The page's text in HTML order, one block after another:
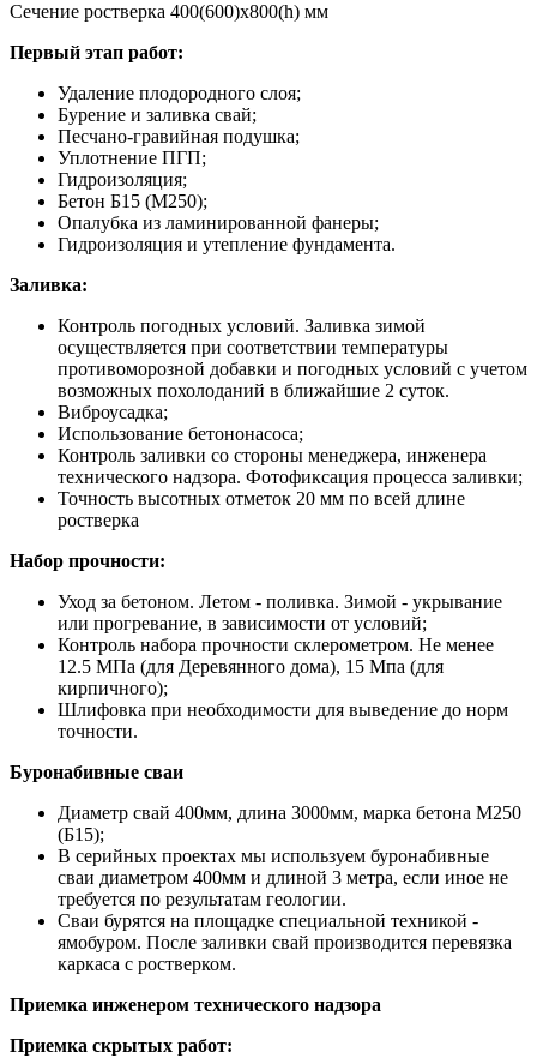
Сечение ростверка 400(600)х800(h) мм
Первый этап работ:
Удаление плодородного слоя;
Бурение и заливка свай;
Песчано-гравийная подушка;
Уплотнение ПГП;
Гидроизоляция;
Бетон Б15 (М250);
Опалубка из ламинированной фанеры;
Гидроизоляция и утепление фундамента.
Заливка:
Контроль погодных условий. Заливка зимой
осуществляется при соответствии температуры
противоморозной добавки и погодных условий с учетом
возможных похолоданий в ближайшие 2 суток.
Виброусадка;
Использование бетононасоса;
Контроль заливки со стороны менеджера, инженера
технического надзора. Фотофиксация процесса заливки;
Точность высотных отметок 20 мм по всей длине
ростверка
Набор прочности:
Уход за бетоном. Летом - поливка. Зимой - укрывание
или прогревание, в зависимости от условий;
Контроль набора прочности склерометром. Не менее
12.5 МПа (для Деревянного дома), 15 Мпа (для
кирпичного);
Шлифовка при необходимости для выведение до норм
точности.
Буронабивные сваи
Диаметр свай 400мм, длина 3000мм, марка бетона М250
(Б15);
В серийных проектах мы используем буронабивные
сваи диаметром 400мм и длиной 3 метра, если иное не
требуется по результатам геологии.
Сваи бурятся на площадке специальной техникой -
ямобуром. После заливки свай производится перевязка
каркаса с ростверком.
Приемка инженером технического надзора
Приемка скрытых работ: